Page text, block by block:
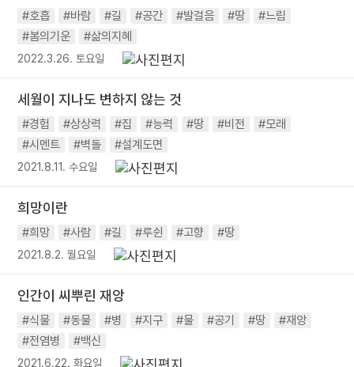
#호흡 #바람 #길 #공간 #발걸음 #땅
#느림
#봄의기운
#삶의지혜
2022.3.26. 토요일
세월이 지나도 변하지 않는 것
#경험 #상상력 #집 #능력 #땅 #비전
#모래
#시멘트
#벽돌 #설계도면
2021.8.11. 수요일
희망이란
#희망 #사람 #길 #루쉰 #고향 #땅
2021.8.2. 월요일
인간이 씨뿌린 재앙
#식물 #동물 #병 #지구 #물 #공기 #땅
#재앙
#전염병
#백신
2021.6.22. 화요일